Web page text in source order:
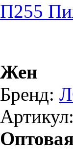
П255
Жен
Бренд: